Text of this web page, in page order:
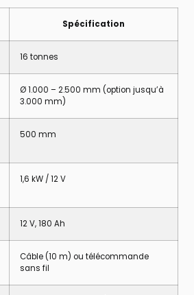
Spécification
16 tonnes
Ø 1.000 – 2.500 mm (option jusqu’à
3.000 mm)
500 mm
1,6 kW / 12 V
12 V, 180 Ah
Câble (10 m) ou télécommande
sans fil